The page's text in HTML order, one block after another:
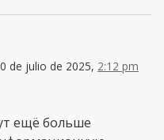
de julio de 2025, 2:12 pm
ещё больше